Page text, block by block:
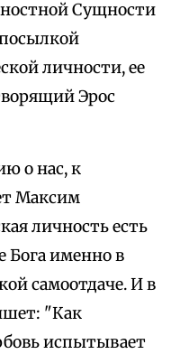
Сущности
личности, ее
Эрос
о нас, к
Максим
личность есть
Бога именно в
самоотдаче. И в
"Как
испытывает